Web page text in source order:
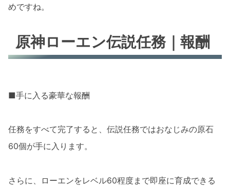
めですね。
原神ローエン伝説任務｜報酬
■手に入る豪華な報酬
任務をすべて完了すると、伝説任務ではおなじみの原石
60個が手に入ります。
さらに、ローエンをレベル60程度まで即座に育成できる